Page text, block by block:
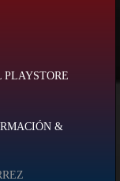
PLAYSTORE
&